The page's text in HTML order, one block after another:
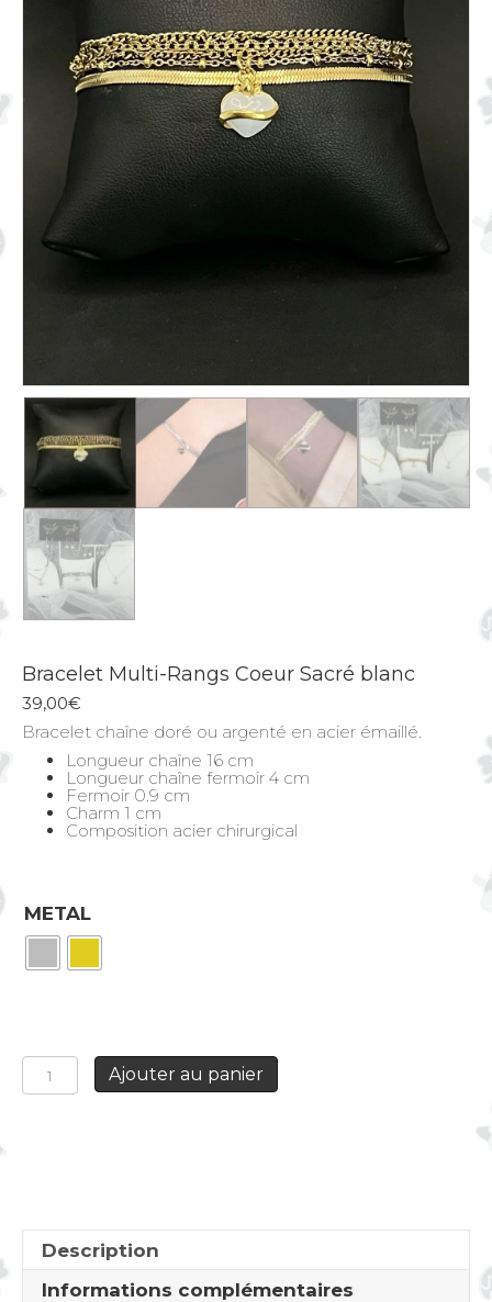
Bracelet Multi-Rangs Coeur Sacré blanc
39,00€
Bracelet chaîne doré ou argenté en acier émaillé.
Longueur chaîne 16 cm
Longueur chaîne fermoir 4 cm
Fermoir 0.9 cm
Charm 1 cm
Composition acier chirurgical
METAL
quantité
Bracelet
Ajouter au panier
Description
Informations complémentaires